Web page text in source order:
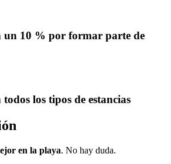
un 10 % por formar parte de
los tipos de estancias
en la playa. No hay duda.